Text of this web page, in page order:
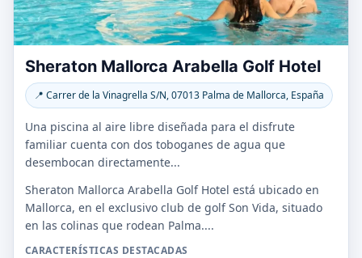
Sheraton Mallorca Arabella Golf Hotel
📍 Carrer de la Vinagrella S/N, 07013 Palma de Mallorca, España
Una piscina al aire libre diseñada para el disfrute
familiar cuenta con dos toboganes de agua que
desembocan directamente...
Sheraton Mallorca Arabella Golf Hotel está ubicado en
Mallorca, en el exclusivo club de golf Son Vida, situado
en las colinas que rodean Palma....
CARACTERÍSTICAS DESTACADAS